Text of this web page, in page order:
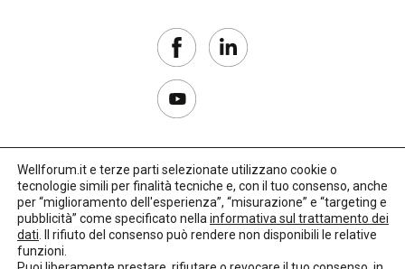
Copyright 2017–2026
Privacy Policy
Wellforum.it e terze parti selezionate utilizzano cookie o
tecnologie simili per finalità tecniche e, con il tuo consenso, anche
per “miglioramento dell'esperienza”, “misurazione” e “targeting e
pubblicità” come specificato nella informativa sul trattamento dei
dati . Il rifiuto del consenso può rendere non disponibili le relative
funzioni.